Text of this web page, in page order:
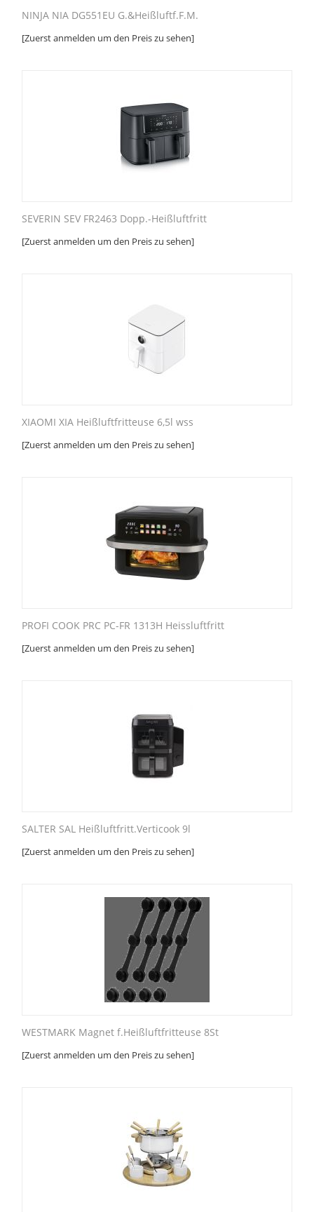
NINJA NIA DG551EU G.&Heißluftf.F.M.
[Zuerst anmelden um den Preis zu sehen]
SEVERIN SEV FR2463 Dopp.-Heißluftfritt
[Zuerst anmelden um den Preis zu sehen]
XIAOMI XIA Heißluftfritteuse 6,5l wss
[Zuerst anmelden um den Preis zu sehen]
PROFI COOK PRC PC-FR 1313H Heissluftfritt
[Zuerst anmelden um den Preis zu sehen]
SALTER SAL Heißluftfritt.Verticook 9l
[Zuerst anmelden um den Preis zu sehen]
WESTMARK Magnet f.Heißluftfritteuse 8St
[Zuerst anmelden um den Preis zu sehen]